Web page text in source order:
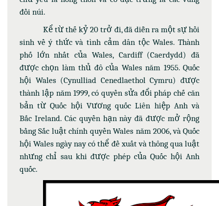
đồi núi.
Kể từ thế kỷ 20 trở đi, đã diễn ra một sự hồi
sinh về ý thức và tình cảm dân tộc Wales. Thành
phố lớn nhất của Wales, Cardiff (Caerdydd) đã
được chọn làm thủ đô của Wales năm 1955. Quốc
hội Wales (Cynulliad Cenedlaethol Cymru) được
thành lập năm 1999, có quyền sửa đổi pháp chế căn
bản từ Quốc hội Vương quốc Liên hiệp Anh và
Bắc Ireland. Các quyền hạn này đã được mở rộng
bằng Sắc luật chính quyền Wales năm 2006, và Quốc
hội Wales ngày nay có thể đề xuất và thông qua luật
nhưng chỉ sau khi được phép của Quốc hội Anh
quốc.